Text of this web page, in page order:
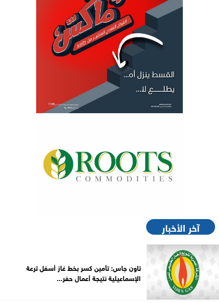
آخر الأخبار
تاون جاس: تأمين كسر بخط غاز أسفل ترعة
الإسماعيلية نتيجة أعمال حفر...